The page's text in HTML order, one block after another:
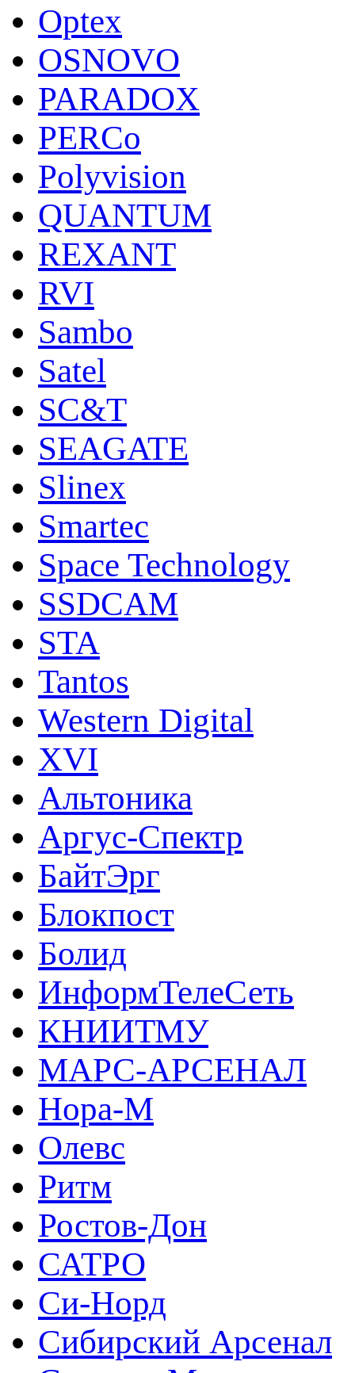
Optex
OSNOVO
PARADOX
PERCo
Polyvision
QUANTUM
REXANT
RVI
Sambo
Satel
SC&T
SEAGATE
Slinex
Smartec
Space Technology
SSDCAM
STA
Tantos
Western Digital
XVI
Альтоника
Аргус-Спектр
БайтЭрг
Блокпост
Болид
ИнформТелеСеть
КНИИТМУ
МАРС-АРСЕНАЛ
Нора-М
Олевс
Ритм
Ростов-Дон
САТРО
Си-Норд
Сибирский Арсенал